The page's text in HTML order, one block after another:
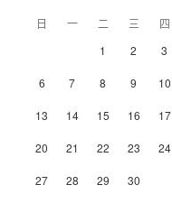
日 一 二 三
四
1
2 3
6 7 8 9 10
13 14 15 16 17
20 21 22 23 24
27 28 29 30
空調